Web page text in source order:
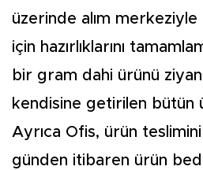
üzerinde alım merkeziyle
için hazırlıklarını
bir gram dahi ürünü
kendisine getirilen bütün
Ayrıca Ofis, ürün
günden itibaren ürün